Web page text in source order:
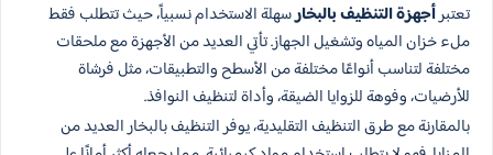
تعتبرأجهزة التنظيف بالبخارسهلة الاستخدام نسبياً، حيث تتطلب فقط
ملء خزان المياه وتشغيل الجهاز. تأتي العديد من الأجهزة مع ملحقات
مختلفة لتناسب أنواعًا مختلفة من الأسطح والتطبيقات، مثل فرشاة
للأرضيات، وفوهة للزوايا الضيقة، وأداة لتنظيف النوافذ.
بالمقارنة مع طرق التنظيف التقليدية، يوفر التنظيف بالبخار العديد من